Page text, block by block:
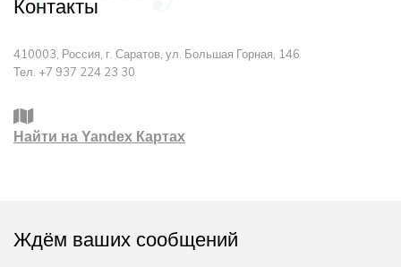
Контакты
410003, Россия, г. Саратов, ул. Большая Горная, 146
Тел. +7 937 224 23 30
Найти на Yandex Картах
Ждём ваших сообщений